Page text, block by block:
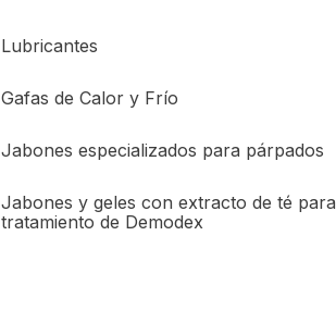
Lubricantes
Gafas de Calor y Frío
Jabones especializados para párpados
Jabones y geles con extracto de té para
tratamiento de Demodex